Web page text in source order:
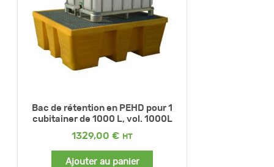
Bac de rétention en PEHD pour 1
cubitainer de 1000 L, vol. 1000L
1329,00 €
Ajouter au panier